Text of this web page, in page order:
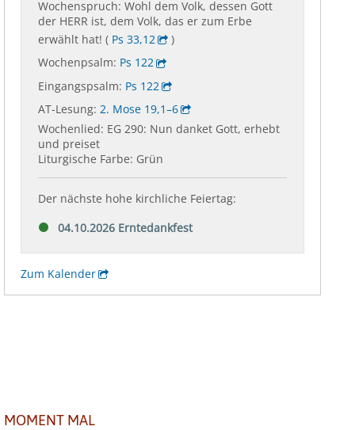
MOMENT MAL